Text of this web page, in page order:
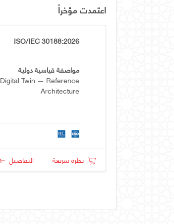
اعتمدت مؤخراً
ISO/IEC 30188:2026
مواصفة قياسية دولية
Digital Twin — Reference
Architecture
نظرة سريعة التفاصيل